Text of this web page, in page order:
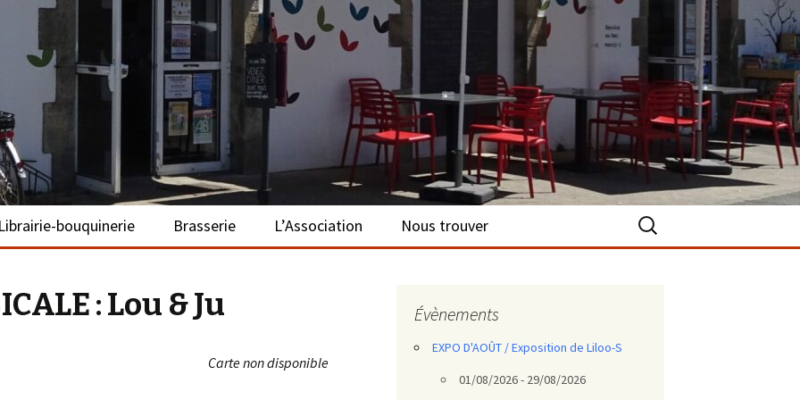
La Turballe
Librairie-bouquinerie
Brasserie
L’Association
Nous trouver Rechercher :
: Lou & Ju
Carte non disponible
Évènements
EXPO D'AOÛT / Exposition de Liloo-S
01/08/2026 - 29/08/2026